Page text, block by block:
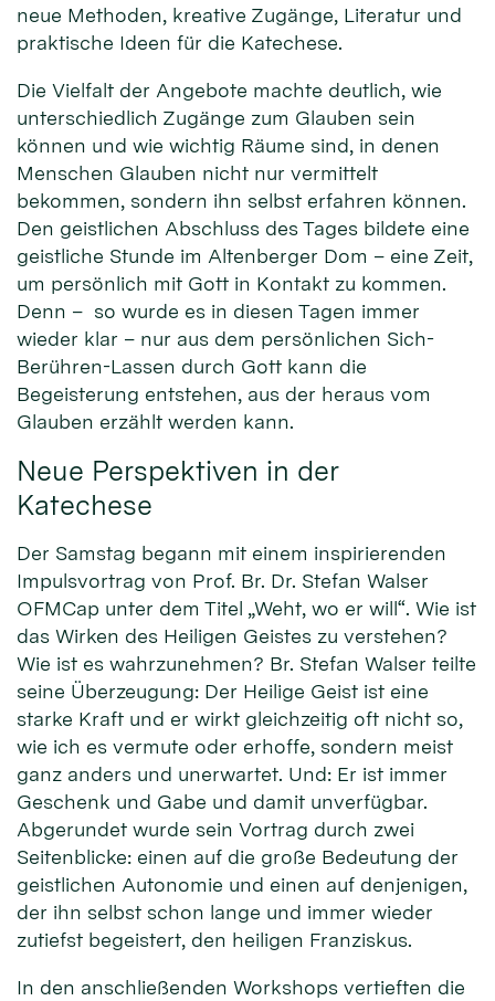
neue Methoden, kreative Zugänge, Literatur und
praktische Ideen für die Katechese.
Die Vielfalt der Angebote machte deutlich, wie
unterschiedlich Zugänge zum Glauben sein
können und wie wichtig Räume sind, in denen
Menschen Glauben nicht nur vermittelt
bekommen, sondern ihn selbst erfahren können.
Den geistlichen Abschluss des Tages bildete eine
geistliche Stunde im Altenberger Dom – eine Zeit,
um persönlich mit Gott in Kontakt zu kommen.
Denn – so wurde es in diesen Tagen immer
wieder klar – nur aus dem persönlichen Sich-
Berühren-Lassen durch Gott kann die
Begeisterung entstehen, aus der heraus vom
Glauben erzählt werden kann.
Neue Perspektiven in der
Katechese
Der Samstag begann mit einem inspirierenden
Impulsvortrag von Prof. Br. Dr. Stefan Walser
OFMCap unter dem Titel „Weht, wo er will“. Wie ist
das Wirken des Heiligen Geistes zu verstehen?
Wie ist es wahrzunehmen? Br. Stefan Walser teilte
seine Überzeugung: Der Heilige Geist ist eine
starke Kraft und er wirkt gleichzeitig oft nicht so,
wie ich es vermute oder erhoffe, sondern meist
ganz anders und unerwartet. Und: Er ist immer
Geschenk und Gabe und damit unverfügbar.
Abgerundet wurde sein Vortrag durch zwei
Seitenblicke: einen auf die große Bedeutung der
geistlichen Autonomie und einen auf denjenigen,
der ihn selbst schon lange und immer wieder
zutiefst begeistert, den heiligen Franziskus.
In den anschließenden Workshops vertieften die